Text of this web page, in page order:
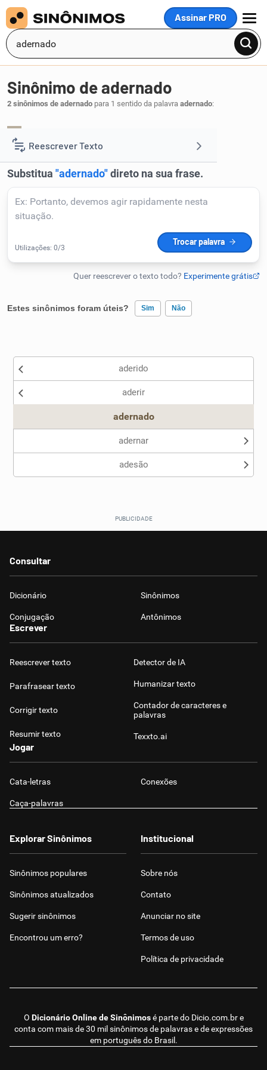
Assinar PRO
MENU
Reescrever Texto
Resumir Texto
Corrigir Texto
Detector de IA
Humanizador de IA
Conexões
Dicionário
Sinônimo de adernado
2 sinônimos de adernado para 1 sentido da palavra adernado:
Estes sinônimos foram úteis? Sim Não
Nenhum dos sinônimos apresentados me ajudou
aderido
aderir
adernado
adernar
adesão
Consultar
Dicionário Sinônimos
Conjugação Antônimos
Escrever
Reescrever texto
Parafrasear texto
Corrigir texto
Resumir texto
Detector de IA
Humanizar texto
Contador de caracteres e
palavras
Texxto.ai
Jogar
Cata-letras Conexões
Caça-palavras
O Dicionário Online de Sinônimosé parte do Dicio.com.bre
conta com mais de 30 mil sinônimos de palavras e de expressões
em português do Brasil.
Explorar Sinônimos
Sinônimos populares
Sinônimos atualizados
Sugerir sinônimos
Encontrou um erro?
Institucional
Sobre nós
Contato
Anunciar no site
Termos de uso
Política de privacidade